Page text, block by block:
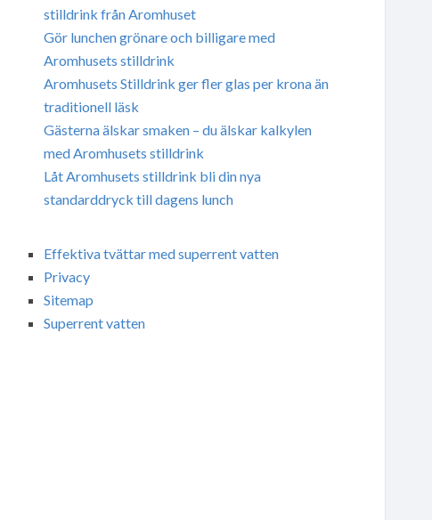
stilldrink från Aromhuset
Gör lunchen grönare och billigare med
Aromhusets stilldrink
Aromhusets Stilldrink ger fler glas per krona än
traditionell läsk
Gästerna älskar smaken – du älskar kalkylen
med Aromhusets stilldrink
Låt Aromhusets stilldrink bli din nya
standarddryck till dagens lunch
Effektiva tvättar med superrent vatten
Privacy
Sitemap
Superrent vatten